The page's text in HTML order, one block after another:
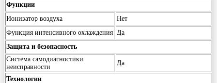
Функции
Ионизатор воздуха
Нет
Функция интенсивного охлаждения Да
Защита и безопасность
Система самодиагностики
неисправности
Да
Технологии